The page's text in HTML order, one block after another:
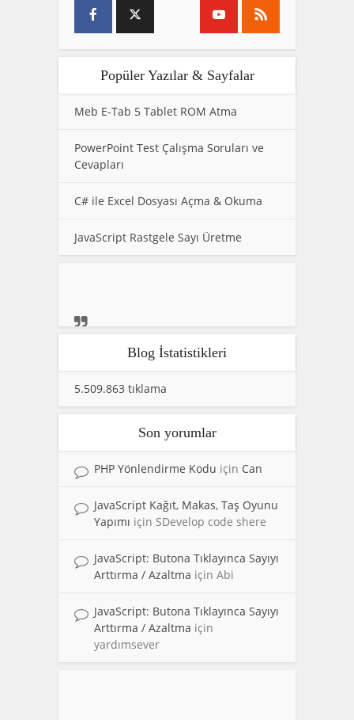
Popüler Yazılar & Sayfalar
Meb E-Tab 5 Tablet ROM Atma
PowerPoint Test Çalışma Soruları ve
Cevapları
C# ile Excel Dosyası Açma & Okuma
JavaScript Rastgele Sayı Üretme
Blog İstatistikleri
5.509.863 tıklama
Son yorumlar
PHP Yönlendirme Kodu için Can
JavaScript Kağıt, Makas, Taş Oyunu
Yapımı için SDevelop code shere
JavaScript: Butona Tıklayınca Sayıyı
Arttırma / Azaltma için Abi
JavaScript: Butona Tıklayınca Sayıyı
Arttırma / Azaltma için
yardımsever